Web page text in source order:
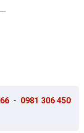
- 0981 306 450